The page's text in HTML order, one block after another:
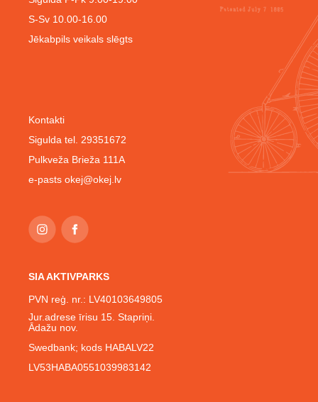
Kontakti
Sigulda tel. 29351672
Pulkveža Brieža 111A
e-pasts okej@okej.lv
S-Sv 10.00-16.00
Jēkabpils veikals slēgts
SIA AKTIVPARKS
PVN reģ. nr.: LV40103649805
Jur.adrese īrisu 15. Stapriņi.
Ādažu nov.
Swedbank; kods HABALV22
LV53HABA0551039983142